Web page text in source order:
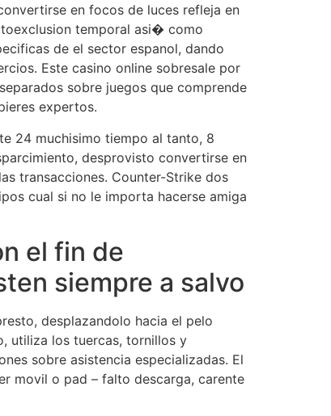
en focos de luces refleja en
temporal asi� como
de el sector espanol, dando
Este casino online sobresale por
sobre juegos que comprende
expertos.
24 muchisimo tiempo al tanto, 8
desprovisto convertirse en
transacciones. Counter-Strike dos
cual si no le importa hacerse amiga
el fin de
siempre a salvo
desplazandolo hacia el pelo
utiliza los tuercas, tornillos y
sobre asistencia especializadas. El
movil o pad – falto descarga, carente